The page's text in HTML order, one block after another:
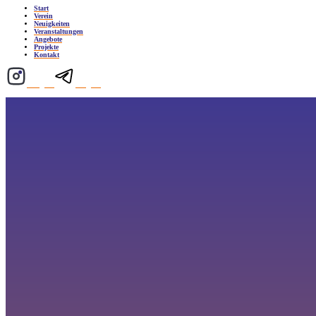
Start
Verein
Neuigkeiten
Veranstaltungen
Angebote
Projekte
Kontakt